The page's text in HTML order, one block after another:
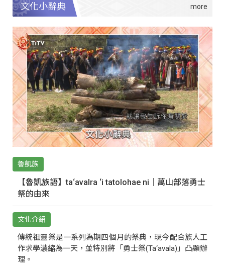
文化小辭典
魯凱族
【魯凱族語】ta‘avalra ‘i tatolohae ni｜萬山部落勇士
祭的由來
文化介紹
傳統祖靈祭是一系列為期四個月的祭典，現今配合族人工
作求學濃縮為一天，並特別將「勇士祭(Ta‘avala)」凸顯辦
理。